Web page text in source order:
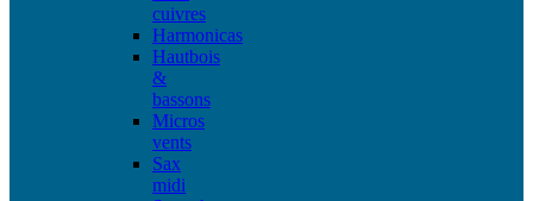
cuivres
Harmonicas
Hautbois
&
bassons
Micros
vents
Sax
midi